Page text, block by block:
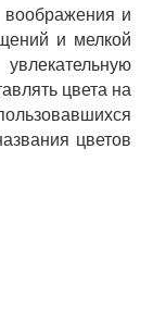
воображения и
и мелкой
цвета на
цветов